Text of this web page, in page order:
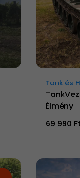
Tank és
Élmény
69 990